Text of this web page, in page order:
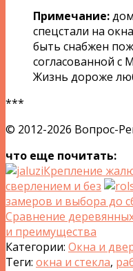
Примечание:
спецстали на
быть снабжен
согласованной с
Жизнь дороже
***
© 2012-2026 Вопрос-
что еще почитать:
Крепление
сверлением и без
замеров и выбора до
Сравнение
и преимущества
Категории: Окна и
Теги: окна и стекла,